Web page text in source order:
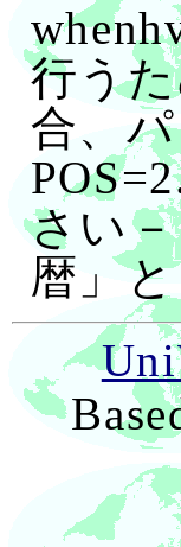
行う
合、
さい
暦」